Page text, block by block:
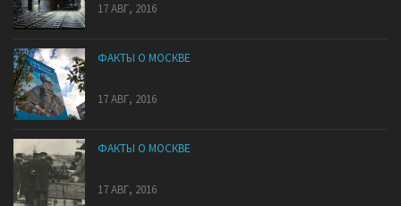
17 АВГ, 2016
ФАКТЫ О МОСКВЕ
17 АВГ, 2016
ФАКТЫ О МОСКВЕ
17 АВГ, 2016